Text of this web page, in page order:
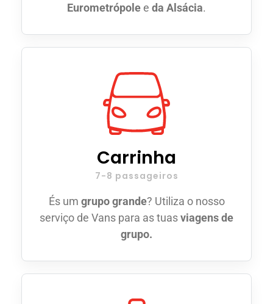
Eurometrópolee da Alsácia.
Carrinha
7-8 passageiros
És um grupo grande? Utiliza o nosso
serviço de Vans para as tuasviagens de
grupo.